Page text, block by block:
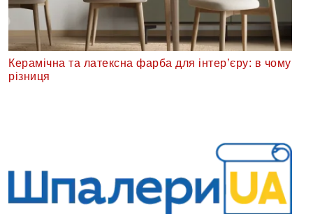
Керамічна та латексна фарба для інтер’єру: в чому
різниця